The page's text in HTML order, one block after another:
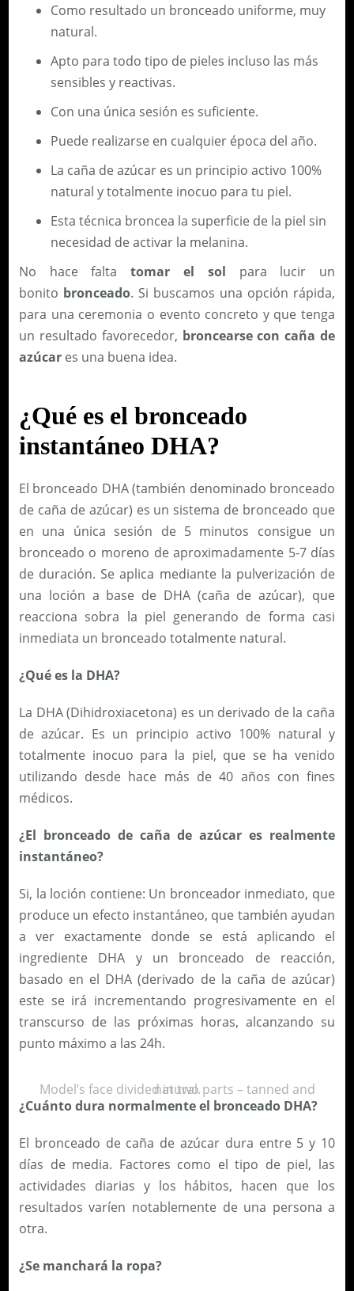
Como resultado un bronceado uniforme, muy
natural.
Apto para todo tipo de pieles incluso las más
sensibles y reactivas.
Con una única sesión es suficiente.
Puede realizarse en cualquier época del año.
La caña de azúcar es un principio activo 100%
natural y totalmente inocuo para tu piel.
Esta técnica broncea la superficie de la piel sin
necesidad de activar la melanina.
No hace faltatomar el sol para lucir un
bonito bronceado. Si buscamos una opción rápida,
para una ceremonia o evento concreto y que tenga
un resultado favorecedor, broncearse con caña de
azúcares una buena idea.
¿Qué es el bronceado
instantáneo DHA?
El bronceado DHA (también denominado bronceado
de caña de azúcar) es un sistema de bronceado que
en una única sesión de 5 minutos consigue un
bronceado o moreno de aproximadamente 5-7 días
de duración. Se aplica mediante la pulverización de
una loción a base de DHA (caña de azúcar), que
reacciona sobra la piel generando de forma casi
inmediata un bronceado totalmente natural.
¿Qué es la DHA?
La DHA (Dihidroxiacetona) es un derivado de la caña
de azúcar. Es un principio activo 100% natural y
totalmente inocuo para la piel, que se ha venido
utilizando desde hace más de 40 años con fines
médicos.
¿El bronceado de caña de azúcar es realmente
instantáneo?
Si, la loción contiene: Un bronceador inmediato, que
produce un efecto instantáneo, que también ayudan
a ver exactamente donde se está aplicando el
ingrediente DHA y un bronceado de reacción,
basado en el DHA (derivado de la caña de azúcar)
este se irá incrementando progresivamente en el
transcurso de las próximas horas, alcanzando su
punto máximo a las 24h.
Model’s face divided in two parts – tanned and natural.
¿Cuánto dura normalmente el bronceado DHA?
El bronceado de caña de azúcar dura entre 5 y 10
días de media. Factores como el tipo de piel, las
actividades diarias y los hábitos, hacen que los
resultados varíen notablemente de una persona a
otra.
¿Se manchará la ropa?